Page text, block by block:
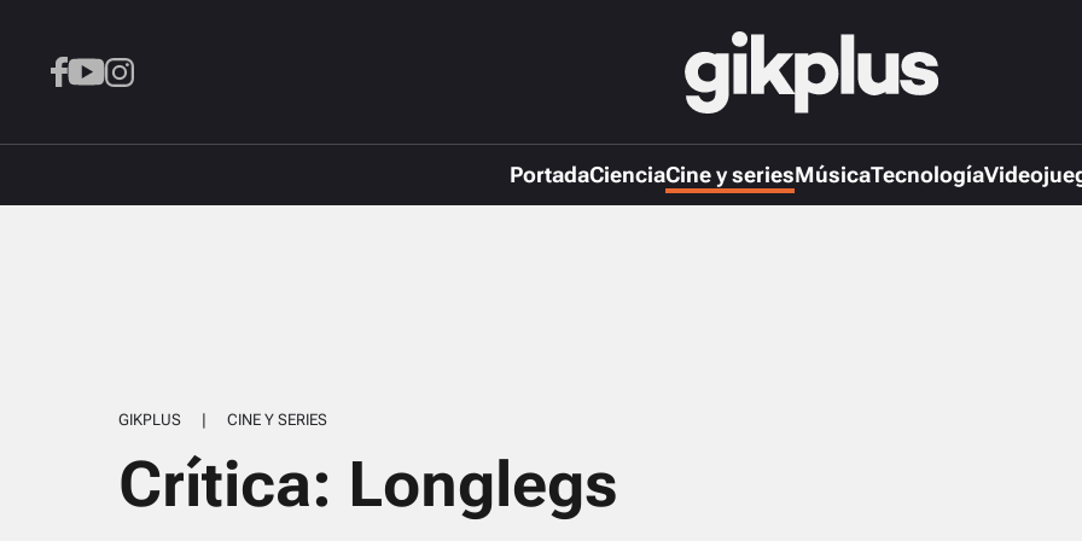
PortadaCienciaCine y seriesMúsicaTecnología
GIKPLUS | CINE Y SERIES
Crítica: Longlegs